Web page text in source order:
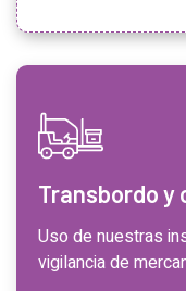
Transbordo y
Uso de nuestras
vigilancia de